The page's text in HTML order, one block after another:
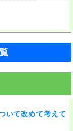
いて改めて考えて